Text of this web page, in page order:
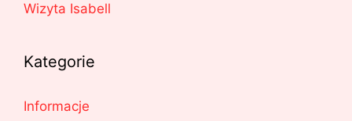
Wizyta Isabell
Kategorie
Informacje